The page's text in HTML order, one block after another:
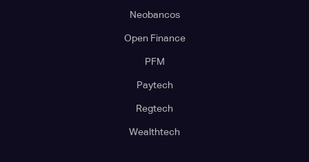
Neobancos
Open Finance
PFM
Paytech
Regtech
Wealthtech